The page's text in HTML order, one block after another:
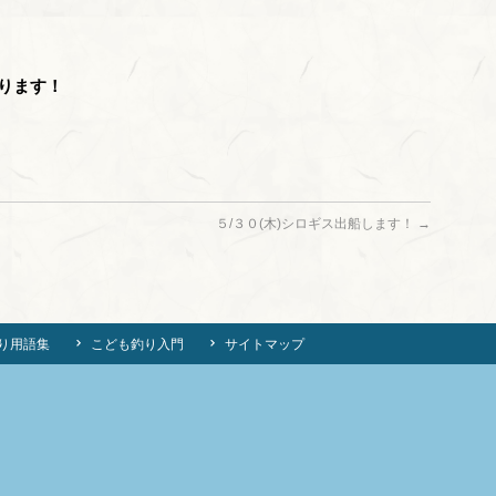
ます！
５/３０(木)シロギス出船します！ →
用語集 こども釣り入門 サイトマップ